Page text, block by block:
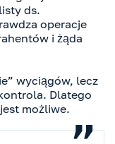
ds.
operacje
i żąda
wyciągów, lecz
Dlatego
możliwe.